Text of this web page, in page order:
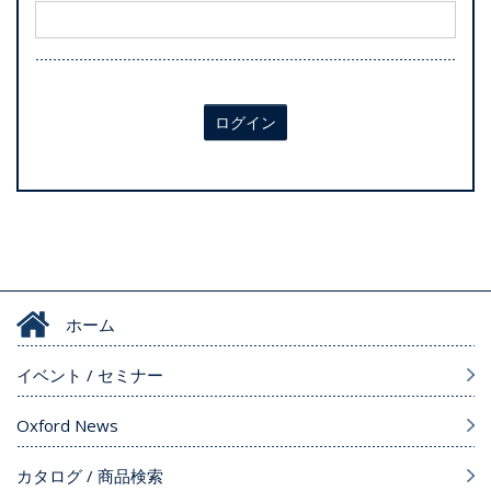
ログイン
ホーム
イベント / セミナー
Oxford News
カタログ / 商品検索